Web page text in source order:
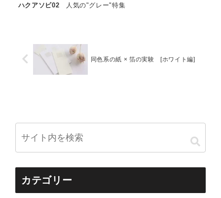
ハクアソビ02 人気の"グレー"特集
同色系の紙 × 箔の実験 [ホワイト編]
カテゴリー